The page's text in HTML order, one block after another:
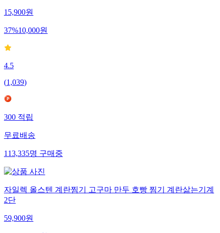
15,900원
37%10,000원
4.5
(1,039)
300적립
무료배송
113,335명구매중
자일렉 올스텐 계란찜기 고구마 만두 호빵 찜기 계란삶는기계
2단
59,900원